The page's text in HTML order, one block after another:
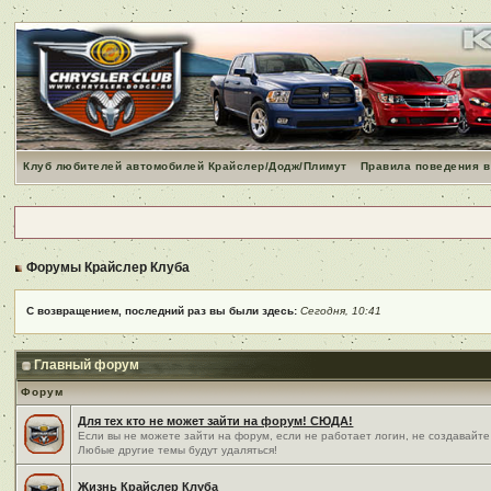
Клуб любителей автомобилей Крайслер/Додж/Плимут Правила поведения
Форумы Крайслер Клуба
С возвращением, последний раз вы были здесь:Сегодня, 10:41
Главный форум
Форум
Для тех кто не может зайти на форум! СЮДА!
Если вы не можете зайти на форум, если не работает логин, не
Любые другие темы будут удаляться!
Жизнь Крайслер Клуба